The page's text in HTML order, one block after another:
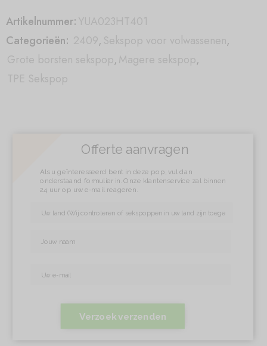
Artikelnummer:YUA023HT401
Categorieën: 2409, Sekspop voor volwassenen,
Grote borsten sekspop,Magere sekspop,
TPE Sekspop
Offerte aanvragen
Als u geïnteresseerd bent in deze pop, vul dan
onderstaand formulier in. Onze klantenservice zal binnen
24 uur op uw e-mail reageren.
Verzoek verzenden